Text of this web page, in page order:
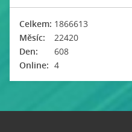
Online: 4
Celkem: 1866613
Měsíc:
22420
Den:
608